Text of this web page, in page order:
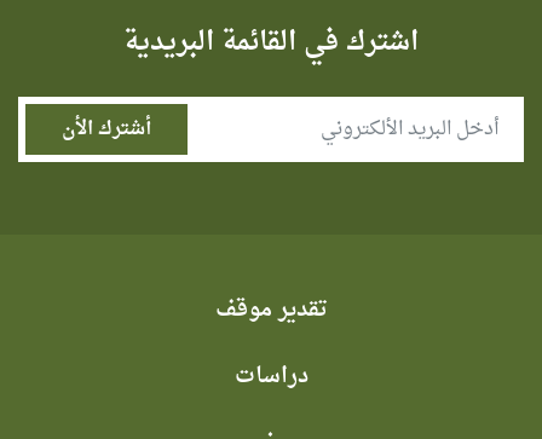
اشترك في القائمة البريدية
تقدير موقف
دراسات